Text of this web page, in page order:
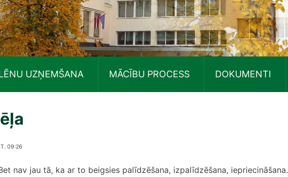
UZŅEMŠANA MĀCĪBU PROCESS DOKUMENTI
09:26
nav jau tā, ka ar to beigsies palīdzēšana, izpalīdzēšana, iepriecināšana.